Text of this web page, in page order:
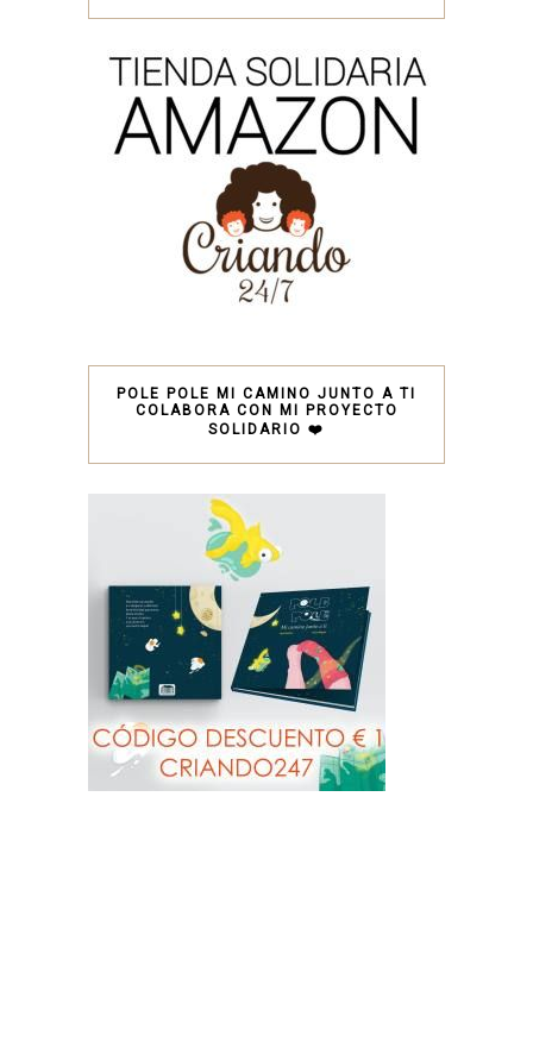
POLE POLE MI CAMINO JUNTO A TI
COLABORA CON MI PROYECTO
SOLIDARIO ❤️